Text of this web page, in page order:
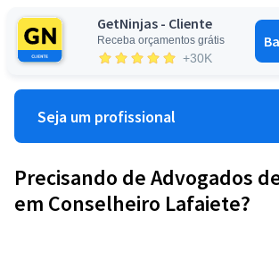
GetNinjas - Cliente
Receba orçamentos grátis
+30K
Seja um profissional
Precisando de Advogados
em Conselheiro Lafaiete?